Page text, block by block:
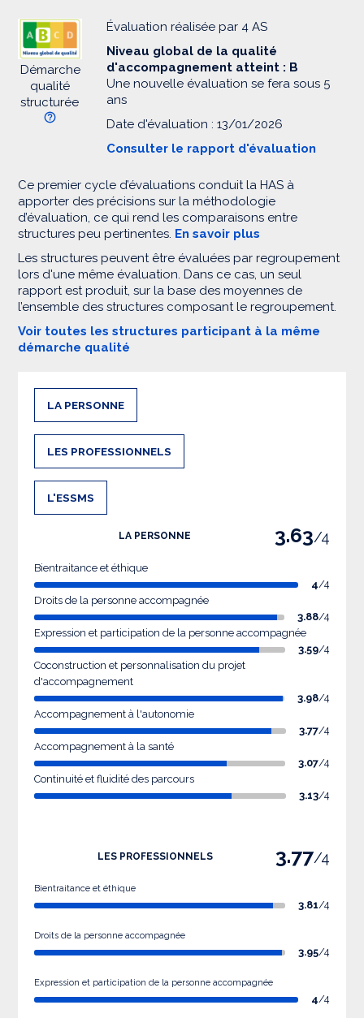
Démarche
qualité
structurée
Évaluation réalisée par 4 AS
Niveau global de la qualité
d'accompagnement atteint : B
Une nouvelle évaluation se fera sous 5
ans
Date d'évaluation : 13/01/2026
Consulter le rapport d'évaluation
Ce premier cycle d’évaluations conduit la HAS à
apporter des précisions sur la méthodologie
d’évaluation, ce qui rend les comparaisons entre
structures peu pertinentes. En savoir plus
Les structures peuvent être évaluées par regroupement
lors d'une même évaluation. Dans ce cas, un seul
rapport est produit, sur la base des moyennes de
l’ensemble des structures composant le regroupement.
Voir toutes les structures participant à la même
démarche qualité
LA PERSONNE
LES PROFESSIONNELS
L'ESSMS
LA PERSONNE 3.63/4
Bientraitance et éthique
4/4
Droits de la personne accompagnée
3.88/4
Expression et participation de la personne accompagnée
3.59/4
Coconstruction et personnalisation du projet
d'accompagnement
3.98/4
Accompagnement à l'autonomie
3.77/4
Accompagnement à la santé
3.07/4
Continuité et fluidité des parcours
3.13/4
LES PROFESSIONNELS 3.77/4
Bientraitance et éthique
3.81/4
Droits de la personne accompagnée
3.95/4
Expression et participation de la personne accompagnée
4/4